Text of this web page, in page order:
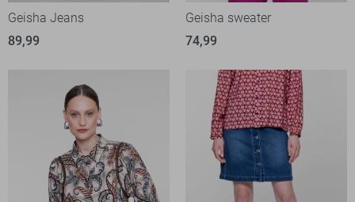
Geisha Jeans
89,99
Geisha sweater
74,99